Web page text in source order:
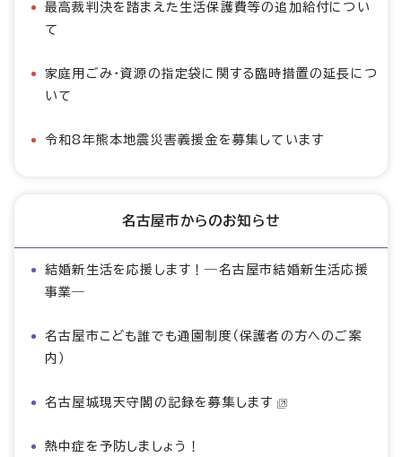
最高裁判決を踏まえた生活保護費等の追加給付につい
て
家庭用ごみ・資源の指定袋に関する臨時措置の延長につ
いて
令和8年熊本地震災害義援金を募集しています
名古屋市からのお知らせ
結婚新生活を応援します！―名古屋市結婚新生活応援
事業―
名古屋市こども誰でも通園制度（保護者の方へのご案
内）
名古屋城現天守閣の記録を募集します
熱中症を予防しましょう！